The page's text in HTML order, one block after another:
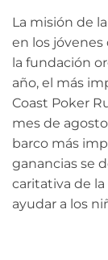
La misión de
en los jóvenes
la fundación
año, el más
Coast Poker
mes de
barco más
ganancias se
caritativa de la
ayudar a los